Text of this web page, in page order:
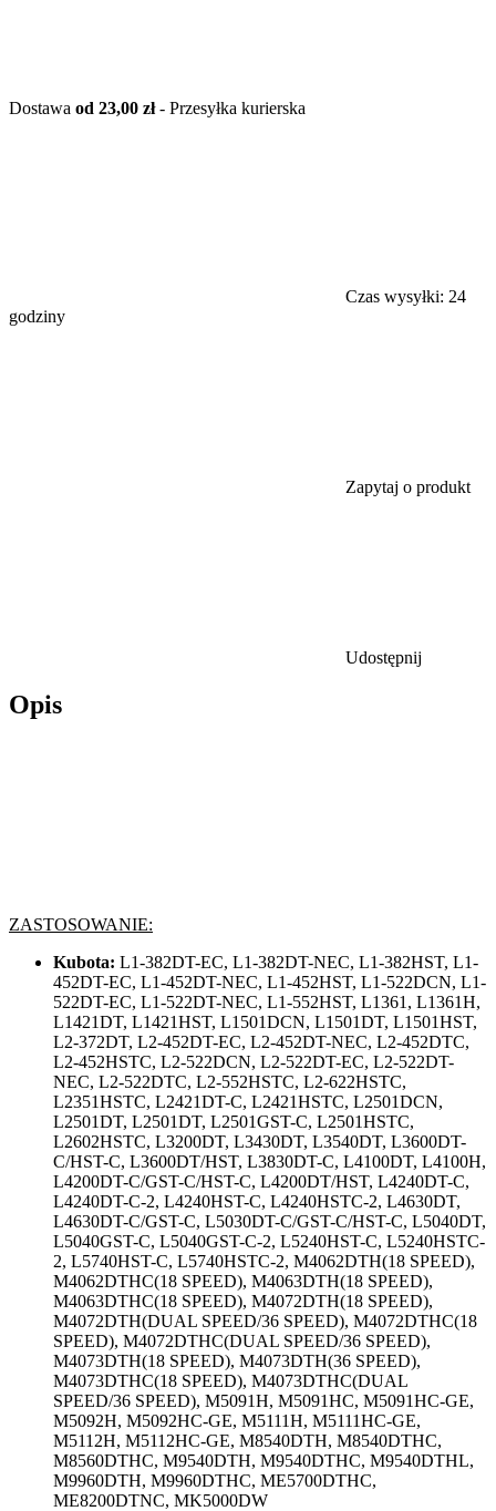
Dostawa od 23,00 zł- Przesyłka kurierska
Czas wysyłki: 24
godziny
Zapytaj o produkt
Udostępnij
Opis
ZASTOSOWANIE:
Kubota: L1-382DT-EC, L1-382DT-NEC, L1-382HST, L1-
452DT-EC, L1-452DT-NEC, L1-452HST, L1-522DCN, L1-
522DT-EC, L1-522DT-NEC, L1-552HST, L1361, L1361H,
L1421DT, L1421HST, L1501DCN, L1501DT, L1501HST,
L2-372DT, L2-452DT-EC, L2-452DT-NEC, L2-452DTC,
L2-452HSTC, L2-522DCN, L2-522DT-EC, L2-522DT-
NEC, L2-522DTC, L2-552HSTC, L2-622HSTC,
L2351HSTC, L2421DT-C, L2421HSTC, L2501DCN,
L2501DT, L2501DT, L2501GST-C, L2501HSTC,
L2602HSTC, L3200DT, L3430DT, L3540DT, L3600DT-
C/HST-C, L3600DT/HST, L3830DT-C, L4100DT, L4100H,
L4200DT-C/GST-C/HST-C, L4200DT/HST, L4240DT-C,
L4240DT-C-2, L4240HST-C, L4240HSTC-2, L4630DT,
L4630DT-C/GST-C, L5030DT-C/GST-C/HST-C, L5040DT,
L5040GST-C, L5040GST-C-2, L5240HST-C, L5240HSTC-
2, L5740HST-C, L5740HSTC-2, M4062DTH(18 SPEED),
M4062DTHC(18 SPEED), M4063DTH(18 SPEED),
M4063DTHC(18 SPEED), M4072DTH(18 SPEED),
M4072DTH(DUAL SPEED/36 SPEED), M4072DTHC(18
SPEED), M4072DTHC(DUAL SPEED/36 SPEED),
M4073DTH(18 SPEED), M4073DTH(36 SPEED),
M4073DTHC(18 SPEED), M4073DTHC(DUAL
SPEED/36 SPEED), M5091H, M5091HC, M5091HC-GE,
M5092H, M5092HC-GE, M5111H, M5111HC-GE,
M5112H, M5112HC-GE, M8540DTH, M8540DTHC,
M8560DTHC, M9540DTH, M9540DTHC, M9540DTHL,
M9960DTH, M9960DTHC, ME5700DTHC,
ME8200DTNC, MK5000DW